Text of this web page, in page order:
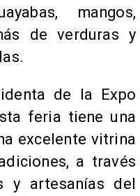
mangos,
de verduras y
de la Expo
feria tiene una
excelente vitrina
a través
y artesanías del